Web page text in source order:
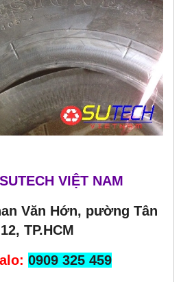
VIỆT NAM
Văn Hớn, pường Tân
TP.HCM
0909 325 459